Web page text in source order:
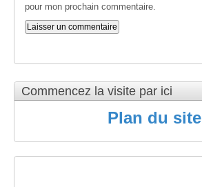
pour mon prochain commentaire.
Commencez la visite par ici
Plan du site